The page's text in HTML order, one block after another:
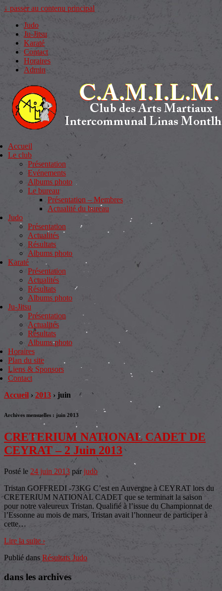
↓ passer au contenu principal
Judo
Ju-Jitsu
Karaté
Contact
Horaires
Admin
Accueil
Le club
Présentation
Evénements
Albums photo
Le bureau
Présentation – Membres
Actualité du bureau
Judo
Présentation
Actualités
Résultats
Albums photo
Karaté
Présentation
Actualités
Résultats
Albums photo
Ju-Jitsu
Présentation
Actualités
Résultats
Albums photo
Horaires
Plan du site
Liens & Sponsors
Contact
Accueil › 2013 › juin
Archives mensuelles : juin 2013
CRETERIUM NATIONAL CADET DE
CEYRAT – 2 Juin 2013
Posté le 24 juin 2013 par judo
Tristan GOFFREDI -73KG C’est en Auvergne à CEYRAT lors du
CRETERIUM NATIONAL CADET que se terminait la saison
pour notre valeureux Tristan. Qualifié à l’issue du Championnat de
l’Essonne au mois de mars, Tristan avait l’honneur de participer à
cette…
Lire la suite ›
Publié dans Résultats Judo
dans les archives